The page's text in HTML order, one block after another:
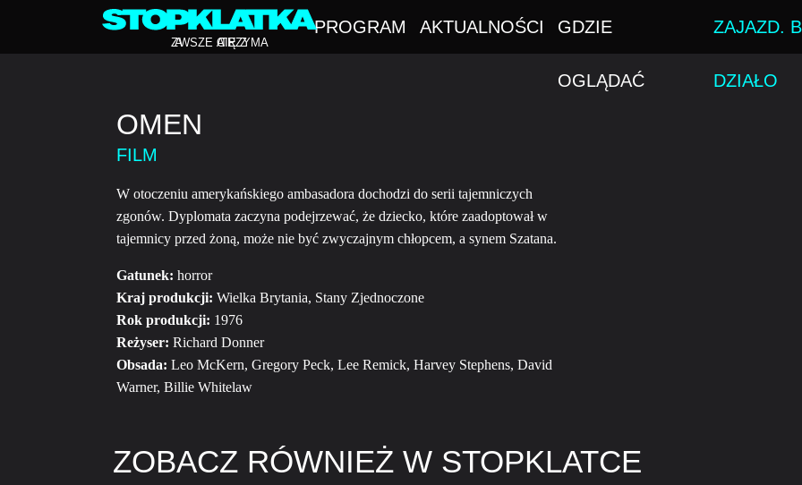
ZAWSZE CIĘ Z
ATRZYMA
PROGRAM AKTUALNOŚCI GDZIE
OGLĄDAĆ
ZAJAZD.
DZIAŁO
OMEN
FILM
W otoczeniu amerykańskiego ambasadora dochodzi do serii tajemniczych
zgonów. Dyplomata zaczyna podejrzewać, że dziecko, które zaadoptował w
tajemnicy przed żoną, może nie być zwyczajnym chłopcem, a synem Szatana.
Gatunek: horror
Kraj produkcji: Wielka Brytania, Stany Zjednoczone
Rok produkcji: 1976
Reżyser: Richard Donner
Obsada: Leo McKern, Gregory Peck, Lee Remick, Harvey Stephens, David
Warner, Billie Whitelaw
ZOBACZ RÓWNIEŻ W STOPKLATCE